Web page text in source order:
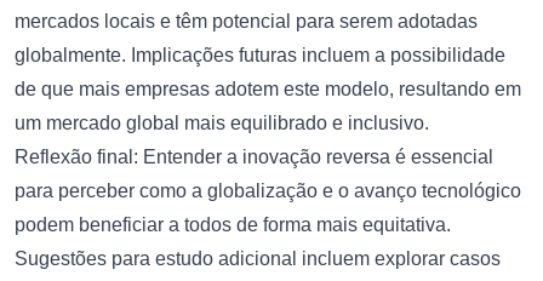
mercados locais e têm potencial para serem adotadas
globalmente. Implicações futuras incluem a possibilidade
de que mais empresas adotem este modelo, resultando em
um mercado global mais equilibrado e inclusivo.
Reflexão final: Entender a inovação reversa é essencial
para perceber como a globalização e o avanço tecnológico
podem beneficiar a todos de forma mais equitativa.
Sugestões para estudo adicional incluem explorar casos